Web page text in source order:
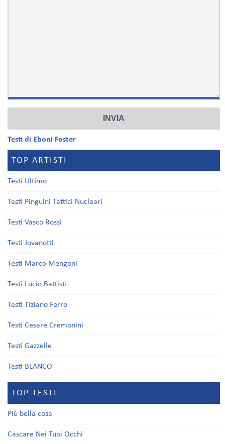
Testi di Eboni Foster
TOP ARTISTI
Testi Ultimo
Testi Pinguini Tattici Nucleari
Testi Vasco Rossi
Testi Jovanotti
Testi Marco Mengoni
Testi Lucio Battisti
Testi Tiziano Ferro
Testi Cesare Cremonini
Testi Gazzelle
Testi BLANCO
TOP TESTI
Più bella cosa
Cascare Nei Tuoi Occhi